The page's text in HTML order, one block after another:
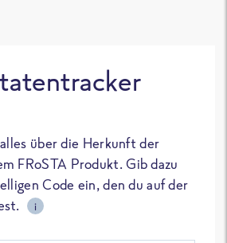
über die Herkunft der
FRoSTA Produkt. Gib dazu
Code ein, den du auf der
i